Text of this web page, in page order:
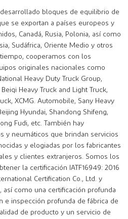
bloques de equilibrio de
se exportan a países europeos y
Canadá, Rusia, Polonia, así como
Sudáfrica, Oriente Medio y otros
cooperamos con los
originales nacionales como
Heavy Duty Truck Group,
Heavy Truck and Light Truck,
XCMG. Automobile, Sany Heavy
Hyundai, Shandong Shifeng,
Fudi, etc. También hay
y neumáticos que brindan servicios
y elogiadas por los fabricantes
y clientes extranjeros. Somos los
la certificación IATF16949: 2016
Certification Co., Ltd. y
así como una certificación profunda
e inspección profunda de fábrica de
de producto y un servicio de